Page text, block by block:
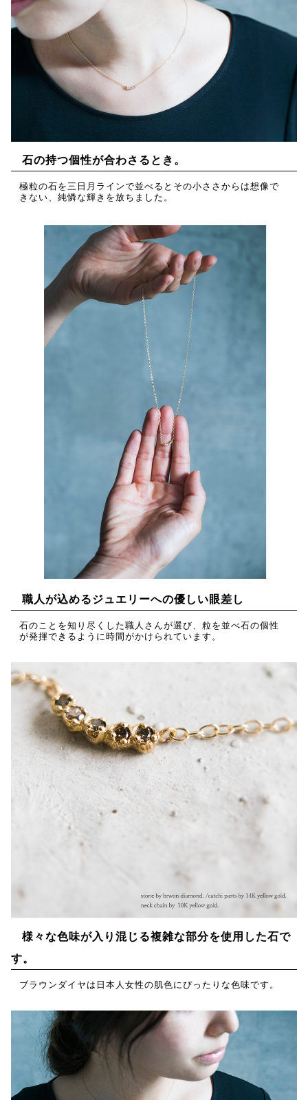
石の持つ個性が合わさるとき。
極粒の石を三日月ラインで並べるとその小ささからは想像で
きない、純憐な輝きを放ちました。
職人が込めるジュエリーへの優しい眼差し
石のことを知り尽くした職人さんが選び、粒を並べ石の個性
が発揮できるように時間がかけられています。
様々な色味が入り混じる複雑な部分を使用した石で
す。
ブラウンダイヤは日本人女性の肌色にぴったりな色味です。